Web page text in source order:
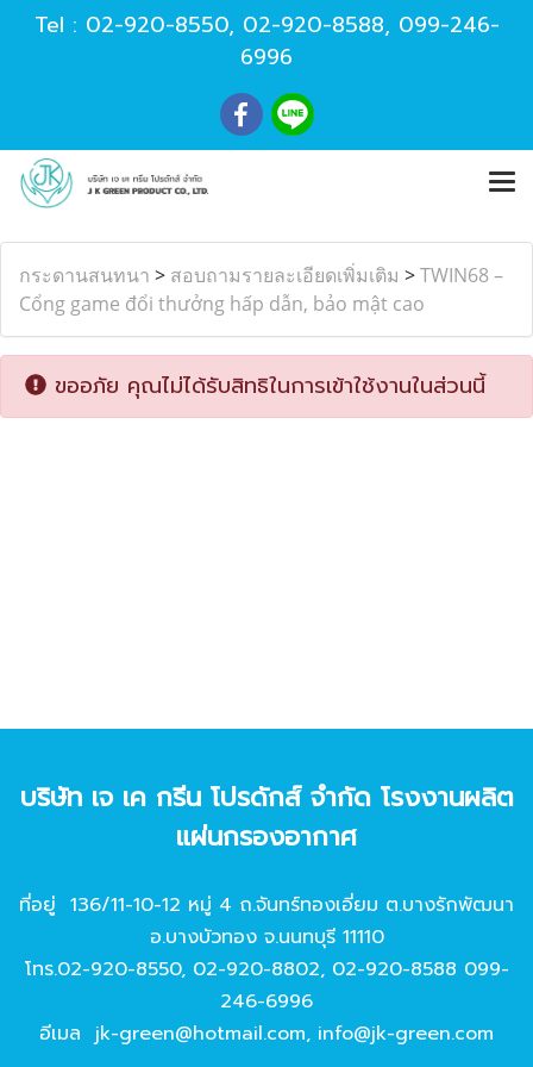
Tel : 02-920-8550, 02-920-8588, 099-246-
6996
กระดานสนทนา > สอบถามรายละเอียดเพิ่มเติม >TWIN68 –
Cổng game đổi thưởng hấp dẫn, bảo mật cao
ขออภัย คุณไม่ได้รับสิทธิในการเข้าใช้งานในส่วนนี้
บริษัท เจ เค กรีน โปรดักส์ จํากัด โรงงานผลิต
แผ่นกรองอากาศ
ที่อยู่ 136/11-10-12 หมู่ 4 ถ.จันทร์ทองเอี่ยม ต.บางรักพัฒนา
อ.บางบัวทอง จ.นนทบุรี 11110
โทร.02-920-8550, 02-920-8802, 02-920-8588 099-
246-6996
อีเมล jk-green@hotmail.com, info@jk-green.com